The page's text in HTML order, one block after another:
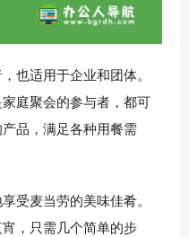
也适用于企业和团体。
庭聚会的参与者，都可
品，满足各种用餐需
受麦当劳的美味佳肴。
，只需几个简单的步